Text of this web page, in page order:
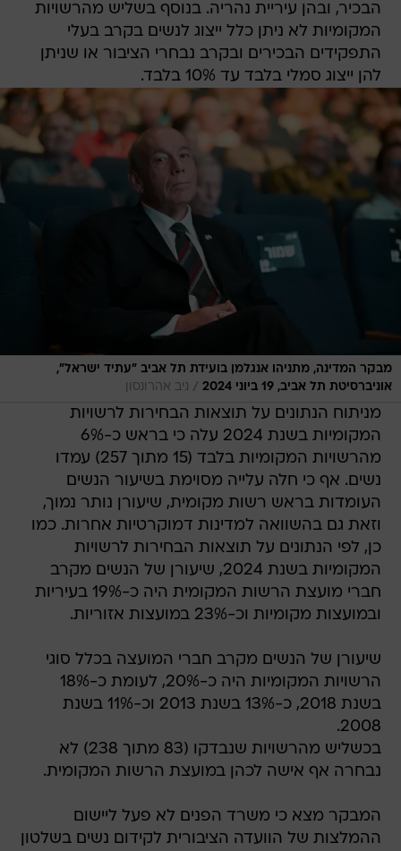
הבכיר, ובהן עיריית נהריה. בנוסף בשליש מהרשויות
המקומיות לא ניתן כלל ייצוג לנשים בקרב בעלי
התפקידים הבכירים ובקרב נבחרי הציבור או שניתן
להן ייצוג סמלי בלבד עד 10% בלבד.
מבקר המדינה, מתניהו אנגלמן בועידת תל אביב "עתיד ישראל",
אוניברסיטת תל אביב, 19 ביוני 2024
/ ניב אהרונסון
מניתוח הנתונים על תוצאות הבחירות לרשויות
המקומיות בשנת 2024 עלה כי בראש כ-6%
מהרשויות המקומיות בלבד (15 מתוך 257) עמדו
נשים. אף כי חלה עלייה מסוימת בשיעור הנשים
העומדות בראש רשות מקומית, שיעורן נותר נמוך,
וזאת גם בהשוואה למדינות דמוקרטיות אחרות. כמו
כן, לפי הנתונים על תוצאות הבחירות לרשויות
המקומיות בשנת 2024, שיעורן של הנשים מקרב
חברי מועצת הרשות המקומית היה כ-19% בעיריות
ובמועצות מקומיות וכ-23% במועצות אזוריות.
שיעורן של הנשים מקרב חברי המועצה בכלל סוגי
הרשויות המקומיות היה כ-20%, לעומת כ-18%
בשנת 2018, כ-13% בשנת 2013 וכ-11% בשנת
2008.
בכשליש מהרשויות שנבדקו (83 מתוך 238) לא
נבחרה אף אישה לכהן במועצת הרשות המקומית.
המבקר מצא כי משרד הפנים לא פעל ליישום
ההמלצות של הוועדה הציבורית לקידום נשים בשלטון